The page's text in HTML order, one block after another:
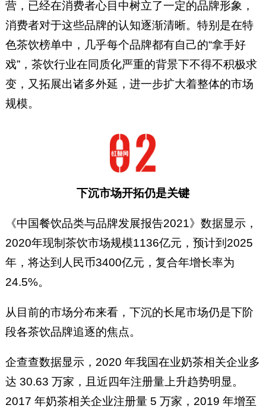
营，已经在消费者心目中树立了一定的品牌形象，
消费者对于这些品牌的认知逐渐清晰。特别是在特
色茶饮榜单中，几乎每个品牌都有自己的“拿手好
戏”，茶饮行业在同质化严重的背景下不得不积极求
变，又拓展出诸多外延，进一步扩大着整体的市场
规模。
下沉市场开拓仍是关键
《中国餐饮品类与品牌发展报告2021》数据显示，
2020年现制茶饮市场规模1136亿元，预计到2025
年，将达到人民币3400亿元，复合年增长率为
24.5%。
从目前的市场分布来看，下沉的长尾市场仍是下阶
段各茶饮品牌追逐的焦点。
企查查数据显示，2020 年我国在业奶茶相关企业多
达 30.63 万家，且近四年注册量上升趋势明显。
2017 年奶茶相关企业注册量 5 万家，2019 年增至